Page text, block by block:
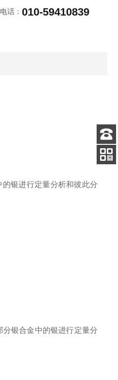
话：010-59410839
银进行定量分析和彼此分
银合金中的银进行定量分
客服
电话